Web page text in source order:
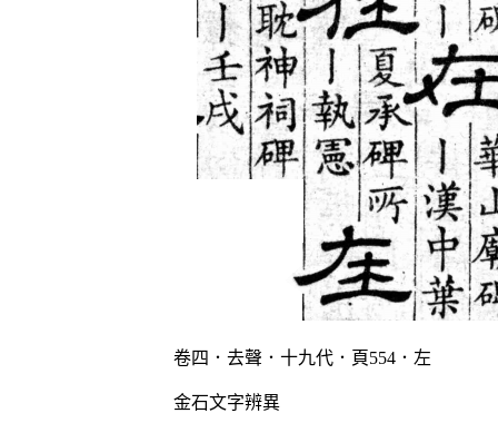
卷四．去聲．十九代．頁554．左
金石文字辨異